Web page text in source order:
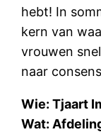
hebt! In
kern van
vrouwen
naar
Wie: Tjaart
Wat: